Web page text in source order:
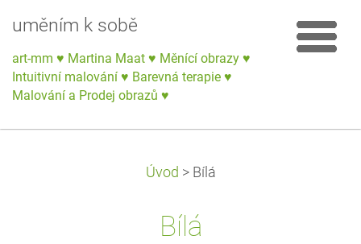
uměním k sobě
art-mm ♥ Martina Maat ♥ Měnící obrazy ♥
Intuitivní malování ♥ Barevná terapie ♥
Malování a Prodej obrazů ♥
Úvod > Bílá
Bílá